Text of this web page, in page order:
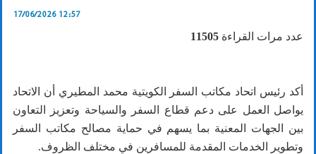
17/06/2026 12:57
عدد مرات القراءة 11505
أكد رئيس اتحاد مكاتب السفر الكويتية محمد المطيري أن الاتحاد
يواصل العمل على دعم قطاع السفر والسياحة وتعزيز التعاون
بين الجهات المعنية بما يسهم في حماية مصالح مكاتب السفر
وتطوير الخدمات المقدمة للمسافرين في مختلف الظروف.